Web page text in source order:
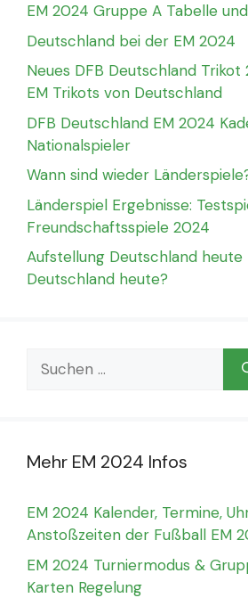
EM 2024 Gruppe A Tabelle
Deutschland bei der EM 2024
Neues DFB Deutschland
EM Trikots von Deutschland
DFB Deutschland EM 2024
Nationalspieler
Wann sind wieder
Länderspiel Ergebnisse:
Freundschaftsspiele 2024
Aufstellung Deutschland heute
Deutschland heute?
Suchen
nach:
Mehr EM 2024 Infos
EM 2024 Kalender, Termine,
Anstoßzeiten der Fußball EM
EM 2024 Turniermodus &
Karten Regelung